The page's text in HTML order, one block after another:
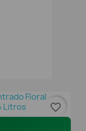
favorite_border